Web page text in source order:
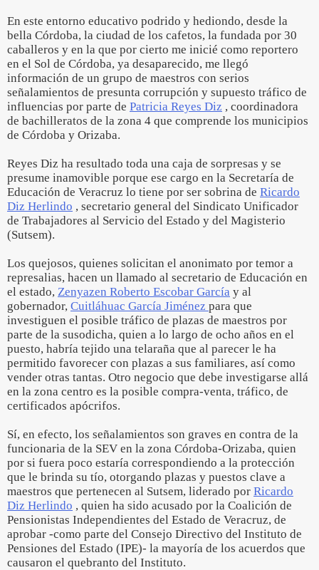
En este entorno educativo podrido y hediondo, desde la
bella Córdoba, la ciudad de los cafetos, la fundada por 30
caballeros y en la que por cierto me inicié como reportero
en el Sol de Córdoba, ya desaparecido, me llegó
información de un grupo de maestros con serios
señalamientos de presunta corrupción y supuesto tráfico de
influencias por parte de Patricia Reyes Diz , coordinadora
de bachilleratos de la zona 4 que comprende los municipios
de Córdoba y Orizaba.
Reyes Diz ha resultado toda una caja de sorpresas y se
presume inamovible porque ese cargo en la Secretaría de
Educación de Veracruz lo tiene por ser sobrina de Ricardo
Diz Herlindo , secretario general del Sindicato Unificador
de Trabajadores al Servicio del Estado y del Magisterio
(Sutsem).
Los quejosos, quienes solicitan el anonimato por temor a
represalias, hacen un llamado al secretario de Educación en
el estado, Zenyazen Roberto Escobar García y al
gobernador, Cuitláhuac García Jiménez para que
investiguen el posible tráfico de plazas de maestros por
parte de la susodicha, quien a lo largo de ocho años en el
puesto, habría tejido una telaraña que al parecer le ha
permitido favorecer con plazas a sus familiares, así como
vender otras tantas. Otro negocio que debe investigarse allá
en la zona centro es la posible compra-venta, tráfico, de
certificados apócrifos.
Sí, en efecto, los señalamientos son graves en contra de la
funcionaria de la SEV en la zona Córdoba-Orizaba, quien
por si fuera poco estaría correspondiendo a la protección
que le brinda su tío, otorgando plazas y puestos clave a
maestros que pertenecen al Sutsem, liderado por Ricardo
Diz Herlindo , quien ha sido acusado por la Coalición de
Pensionistas Independientes del Estado de Veracruz, de
aprobar -como parte del Consejo Directivo del Instituto de
Pensiones del Estado (IPE)- la mayoría de los acuerdos que
causaron el quebranto del Instituto.